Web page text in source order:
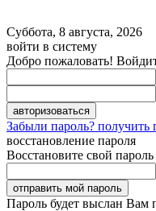
Суббота, 8 августа, 2026
войти в систему
Добро пожаловать!
Забыли пароль?
восстановление пароля
Восстановите свой пароль
Пароль будет выслан Вам